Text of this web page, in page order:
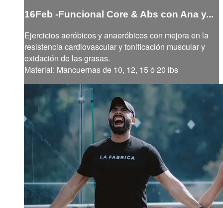
16Feb -Funcional Core & Abs con Ana y...
Ejercicios aeróbicos y anaeróbicos con mejora en la
resistencia cardiovascular y tonificación muscular y
oxidación de las grasas.
Material: Mancuernas de 10, 12, 15 ó 20 lbs